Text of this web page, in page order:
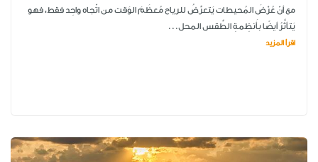
مع أنّ عُرْضَ المُحيطات يَتعرَّضُ للرياح مُعظَمَ الوَقت من اتّجاه واحِد فقط، فهو
يَتأثَّرُ أيضًا بأَنظِمةِ الطَّقس المحل...
اقرأ المزيد